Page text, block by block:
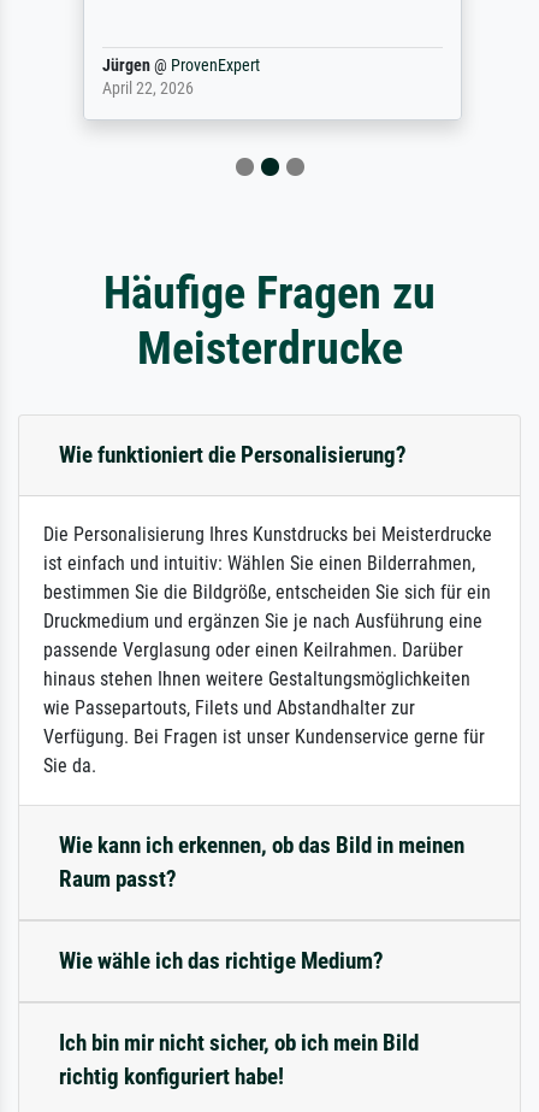
Jürgen@ ProvenExpert
April 22, 2026
Häufige Fragen zu
Meisterdrucke
Wie funktioniert die Personalisierung?
Die Personalisierung Ihres Kunstdrucks bei Meisterdrucke
ist einfach und intuitiv: Wählen Sie einen Bilderrahmen,
bestimmen Sie die Bildgröße, entscheiden Sie sich für ein
Druckmedium und ergänzen Sie je nach Ausführung eine
passende Verglasung oder einen Keilrahmen. Darüber
hinaus stehen Ihnen weitere Gestaltungsmöglichkeiten
wie Passepartouts, Filets und Abstandhalter zur
Verfügung. Bei Fragen ist unser Kundenservice gerne für
Sie da.
Wie kann ich erkennen, ob das Bild in meinen
Raum passt?
Wie wähle ich das richtige Medium?
Ich bin mir nicht sicher, ob ich mein Bild
richtig konfiguriert habe!